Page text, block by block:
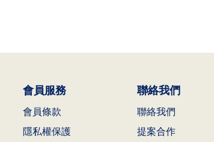
會員服務
會員條款
隱私權保護
聯絡我們
聯絡我們
提案合作